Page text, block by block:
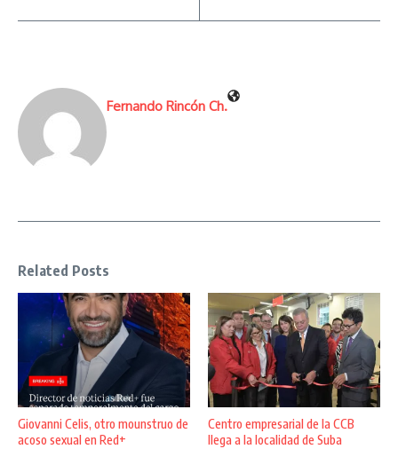
Fernando Rincón Ch.
Related Posts
Giovanni Celis, otro mounstruo de
acoso sexual en Red+
Centro empresarial de la CCB
llega a la localidad de Suba